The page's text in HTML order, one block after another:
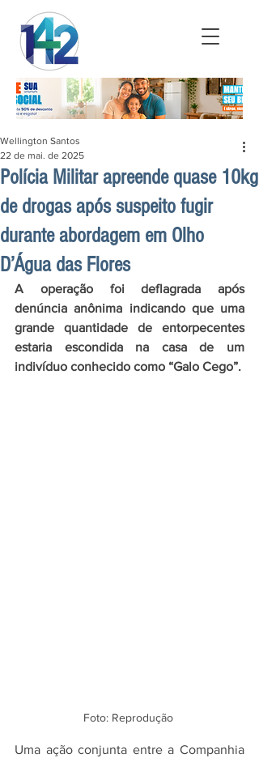
Polícia Militar apreende quase 10kg
de drogas após suspeito fugir
durante abordagem em Olho
D’Água das Flores
Wellington Santos
22 de mai. de 2025
A operação foi deflagrada após
denúncia anônima indicando que uma
grande quantidade de entorpecentes
estaria escondida na casa de um
indivíduo conhecido como “Galo Cego”.
Foto: Reprodução
Uma ação conjunta entre a Companhia